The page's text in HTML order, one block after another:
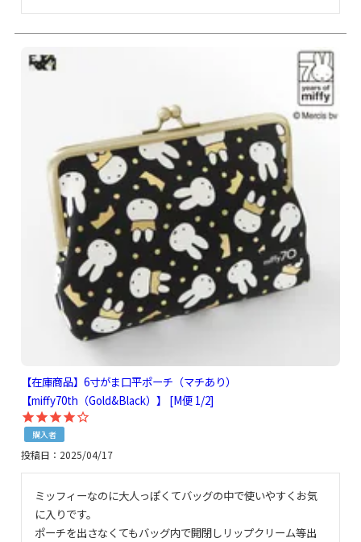
【在庫商品】6寸がま口平ポーチ（マチあり）
【miffy70th（Gold&Black）】 [M便 1/2]
購入者
投稿日 2025/04/17
ミッフィーなのに大人っぽくてバッグの中で使いやすくお気
に入りです。
ポーチを出さなくてもバッグ内で開閉しリップクリーム等出